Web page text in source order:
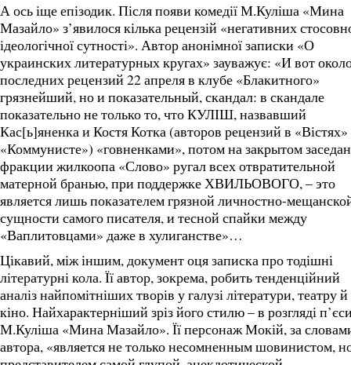
А ось іще епізодик. Після появи комедії М.Куліша «Мина
Мазайло» з’явилося кілька рецензій «негативних
ідеологічної сутності». Автор анонімної записки «О
украинских литературных кругах» зауважує: «И вот
последних рецензий 22 апреля в клубе «Блакитного»
грязнейший, но и показательный, скандал: в скандале
показательно не только то, что КУЛІШ, назвавший
Кас[ь]яненка и Костя Котка (авторов рецензий в
«Коммунисте») «говненками», потом на закрытом
фракции жилкоопа «Слово» ругал всех отвратительной
матерной бранью, при поддержке ХВИЛЬОВОГО, – это
является лишь показателем грязной личностно-
сущности самого писателя, и тесной спайки между
«Ваплитовцами» даже в хулиганстве»…
Цікавий, між іншим, документ оця записка про тодішні
літературні кола. Її автор, зокрема, робить тенденційний
аналіз найпомітніших творів у галузі літератури, театру й
кіно. Найхарактерніший зріз його стилю – в розгляді
М.Куліша «Мина Мазайло». Її персонаж Мокій, за
автора, «является не только несомненным шовинистом,